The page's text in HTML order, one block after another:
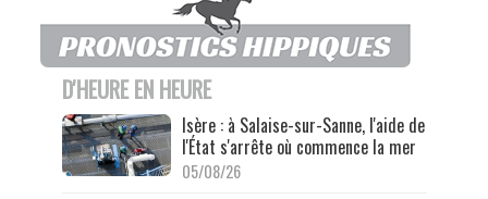
D'HEURE EN HEURE
Isère : à Salaise-sur-Sanne, l'aide de
l'État s'arrête où commence la mer
05/08/26